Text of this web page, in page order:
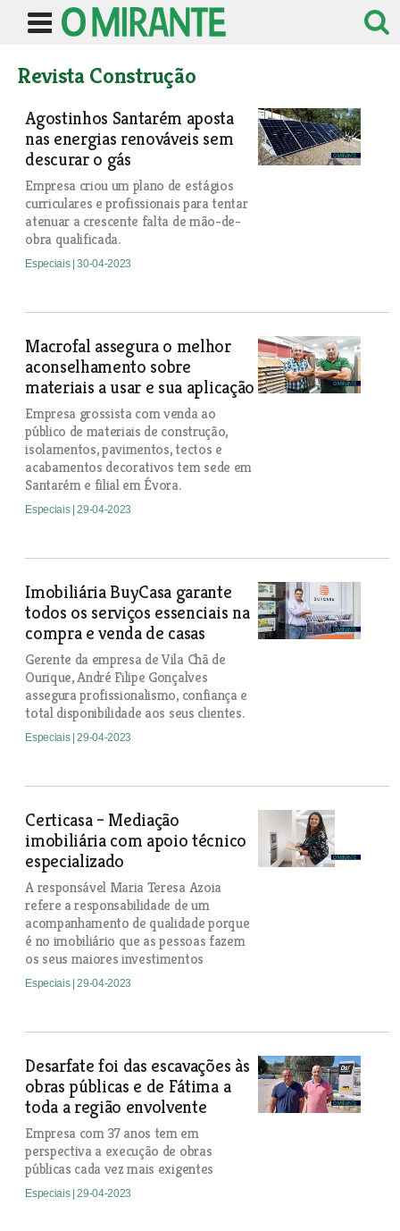
Revista Construção
Agostinhos Santarém aposta
nas energias renováveis sem
descurar o gás
Empresa criou um plano de estágios
curriculares e profissionais para tentar
atenuar a crescente falta de mão-de-
obra qualificada.
Especiais | 30-04-2023
Macrofal assegura o melhor
aconselhamento sobre
materiais a usar e sua aplicação
Empresa grossista com venda ao
público de materiais de construção,
isolamentos, pavimentos, tectos e
acabamentos decorativos tem sede em
Santarém e filial em Évora.
Especiais | 29-04-2023
Imobiliária BuyCasa garante
todos os serviços essenciais na
compra e venda de casas
Gerente da empresa de Vila Chã de
Ourique, André Filipe Gonçalves
assegura profissionalismo, confiança e
total disponibilidade aos seus clientes.
Especiais | 29-04-2023
Certicasa – Mediação
imobiliária com apoio técnico
especializado
A responsável Maria Teresa Azoia
refere a responsabilidade de um
acompanhamento de qualidade porque
é no imobiliário que as pessoas fazem
os seus maiores investimentos
Especiais | 29-04-2023
Desarfate foi das escavações às
obras públicas e de Fátima a
toda a região envolvente
Empresa com 37 anos tem em
perspectiva a execução de obras
públicas cada vez mais exigentes
Especiais | 29-04-2023